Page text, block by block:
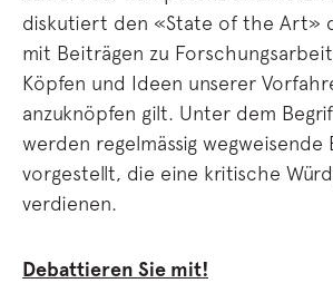
diskutiert den «State of the Art»
mit Beiträgen zu
Köpfen und Ideen unserer
anzuknöpfen gilt. Unter dem
werden regelmässig wegweisende
vorgestellt, die eine kritische
verdienen.
Debattieren Sie mit!